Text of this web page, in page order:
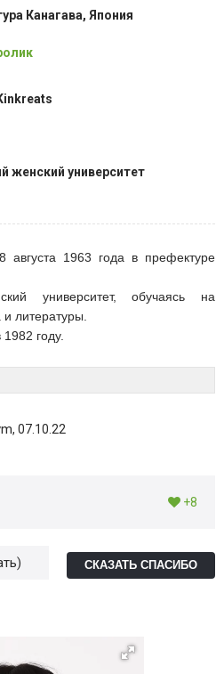
Канагава, Япония
женский университет
августа 1963 года в префектуре
университет, обучаясь на
литературы.
году.
, 07.10.22
+8
СКАЗАТЬ СПАСИБО